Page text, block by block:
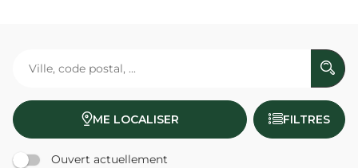
ME LOCALISER FILTRES
Ouvert actuellement